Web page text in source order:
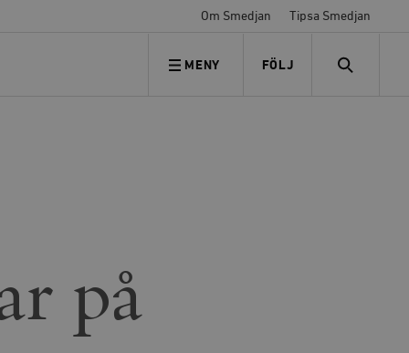
Om Smedjan Tipsa Smedjan
MENY FÖLJ
FÖLJ OSS SEARCH
på